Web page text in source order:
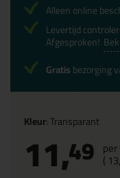
Kleur: Transparant
11,49 ( 13,
Alleen online
Levertijd
Afgesproken!
Gratisbezorging